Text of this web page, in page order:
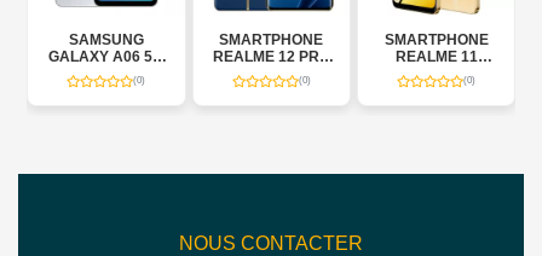
SAMSUNG
GALAXY A06 5G
4GO 64GO(0)
SMARTPHONE
REALME 12 PRO
5G 12/512 GB
(0)
SMARTPHONE
REALME 11
8/256GB (0)
NOUS CONTACTER